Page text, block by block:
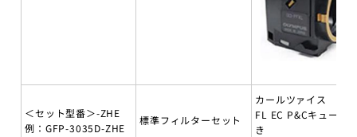
＜セット型番＞-ZHE
例：GFP-3035D-ZHE
標準フィルターセット
カールツァイス
FL EC P&Cキューブ
き